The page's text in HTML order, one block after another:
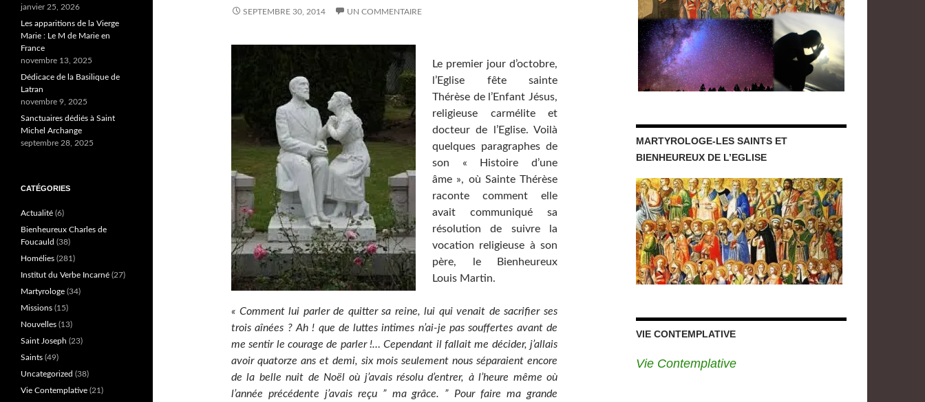
SEPTEMBRE 30, 2014 UN COMMENTAIRE
Le premier jour d’octobre,
l’Eglise fête sainte
Thérèse de l’Enfant Jésus,
religieuse carmélite et
docteur de l’Eglise. Voilà
quelques paragraphes de
son « Histoire d’une
âme », où Sainte Thérèse
raconte comment elle
avait communiqué sa
résolution de suivre la
vocation religieuse à son
père, le Bienheureux
Louis Martin.
« Comment lui parler de quitter sa reine, lui qui venait de sacrifier ses
trois aînées ? Ah ! que de luttes intimes n’ai-je pas souffertes avant de
me sentir le courage de parler !… Cependant il fallait me décider, j’allais
avoir quatorze ans et demi, six mois seulement nous séparaient encore
de la belle nuit de Noël où j’avais résolu d’entrer, à l’heure même où
l’année précédente j’avais reçu ” ma grâce. ” Pour faire ma grande
MARTYROLOGE-LES SAINTS ET
BIENHEUREUX DE L’EGLISE
VIE CONTEMPLATIVE
Vie Contemplative
janvier 25, 2026
Les apparitions de la Vierge
Marie : Le M de Marie en
France
novembre 13, 2025
Dédicace de la Basilique de
Latran
novembre 9, 2025
Sanctuaires dédiés à Saint
Michel Archange
septembre 28, 2025
CATÉGORIES
Actualité (6)
Bienheureux Charles de
Foucauld (38)
Homélies (281)
Institut du Verbe Incarné (27)
Martyrologe (34)
Missions (15)
Nouvelles (13)
Saint Joseph (23)
Saints (49)
Uncategorized (38)
Vie Contemplative (21)